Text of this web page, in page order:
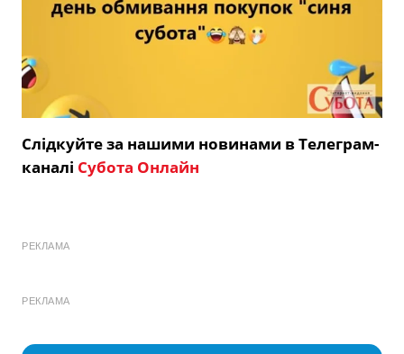
Слідкуйте за нашими новинами в Телеграм-
каналі Субота Онлайн
РЕКЛАМА
РЕКЛАМА